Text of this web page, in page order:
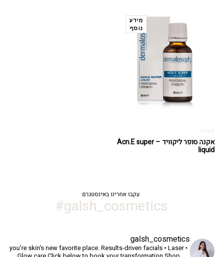
מידע
נוסף
אקנה
אקנה סופר ליקוויד – Acn.E super
liquid
עקבו אחרינו באינסטגרם
galsh_cosmetics#
galsh_cosmetics
you're skin's new favorite place.Results-driven facials • Laser •